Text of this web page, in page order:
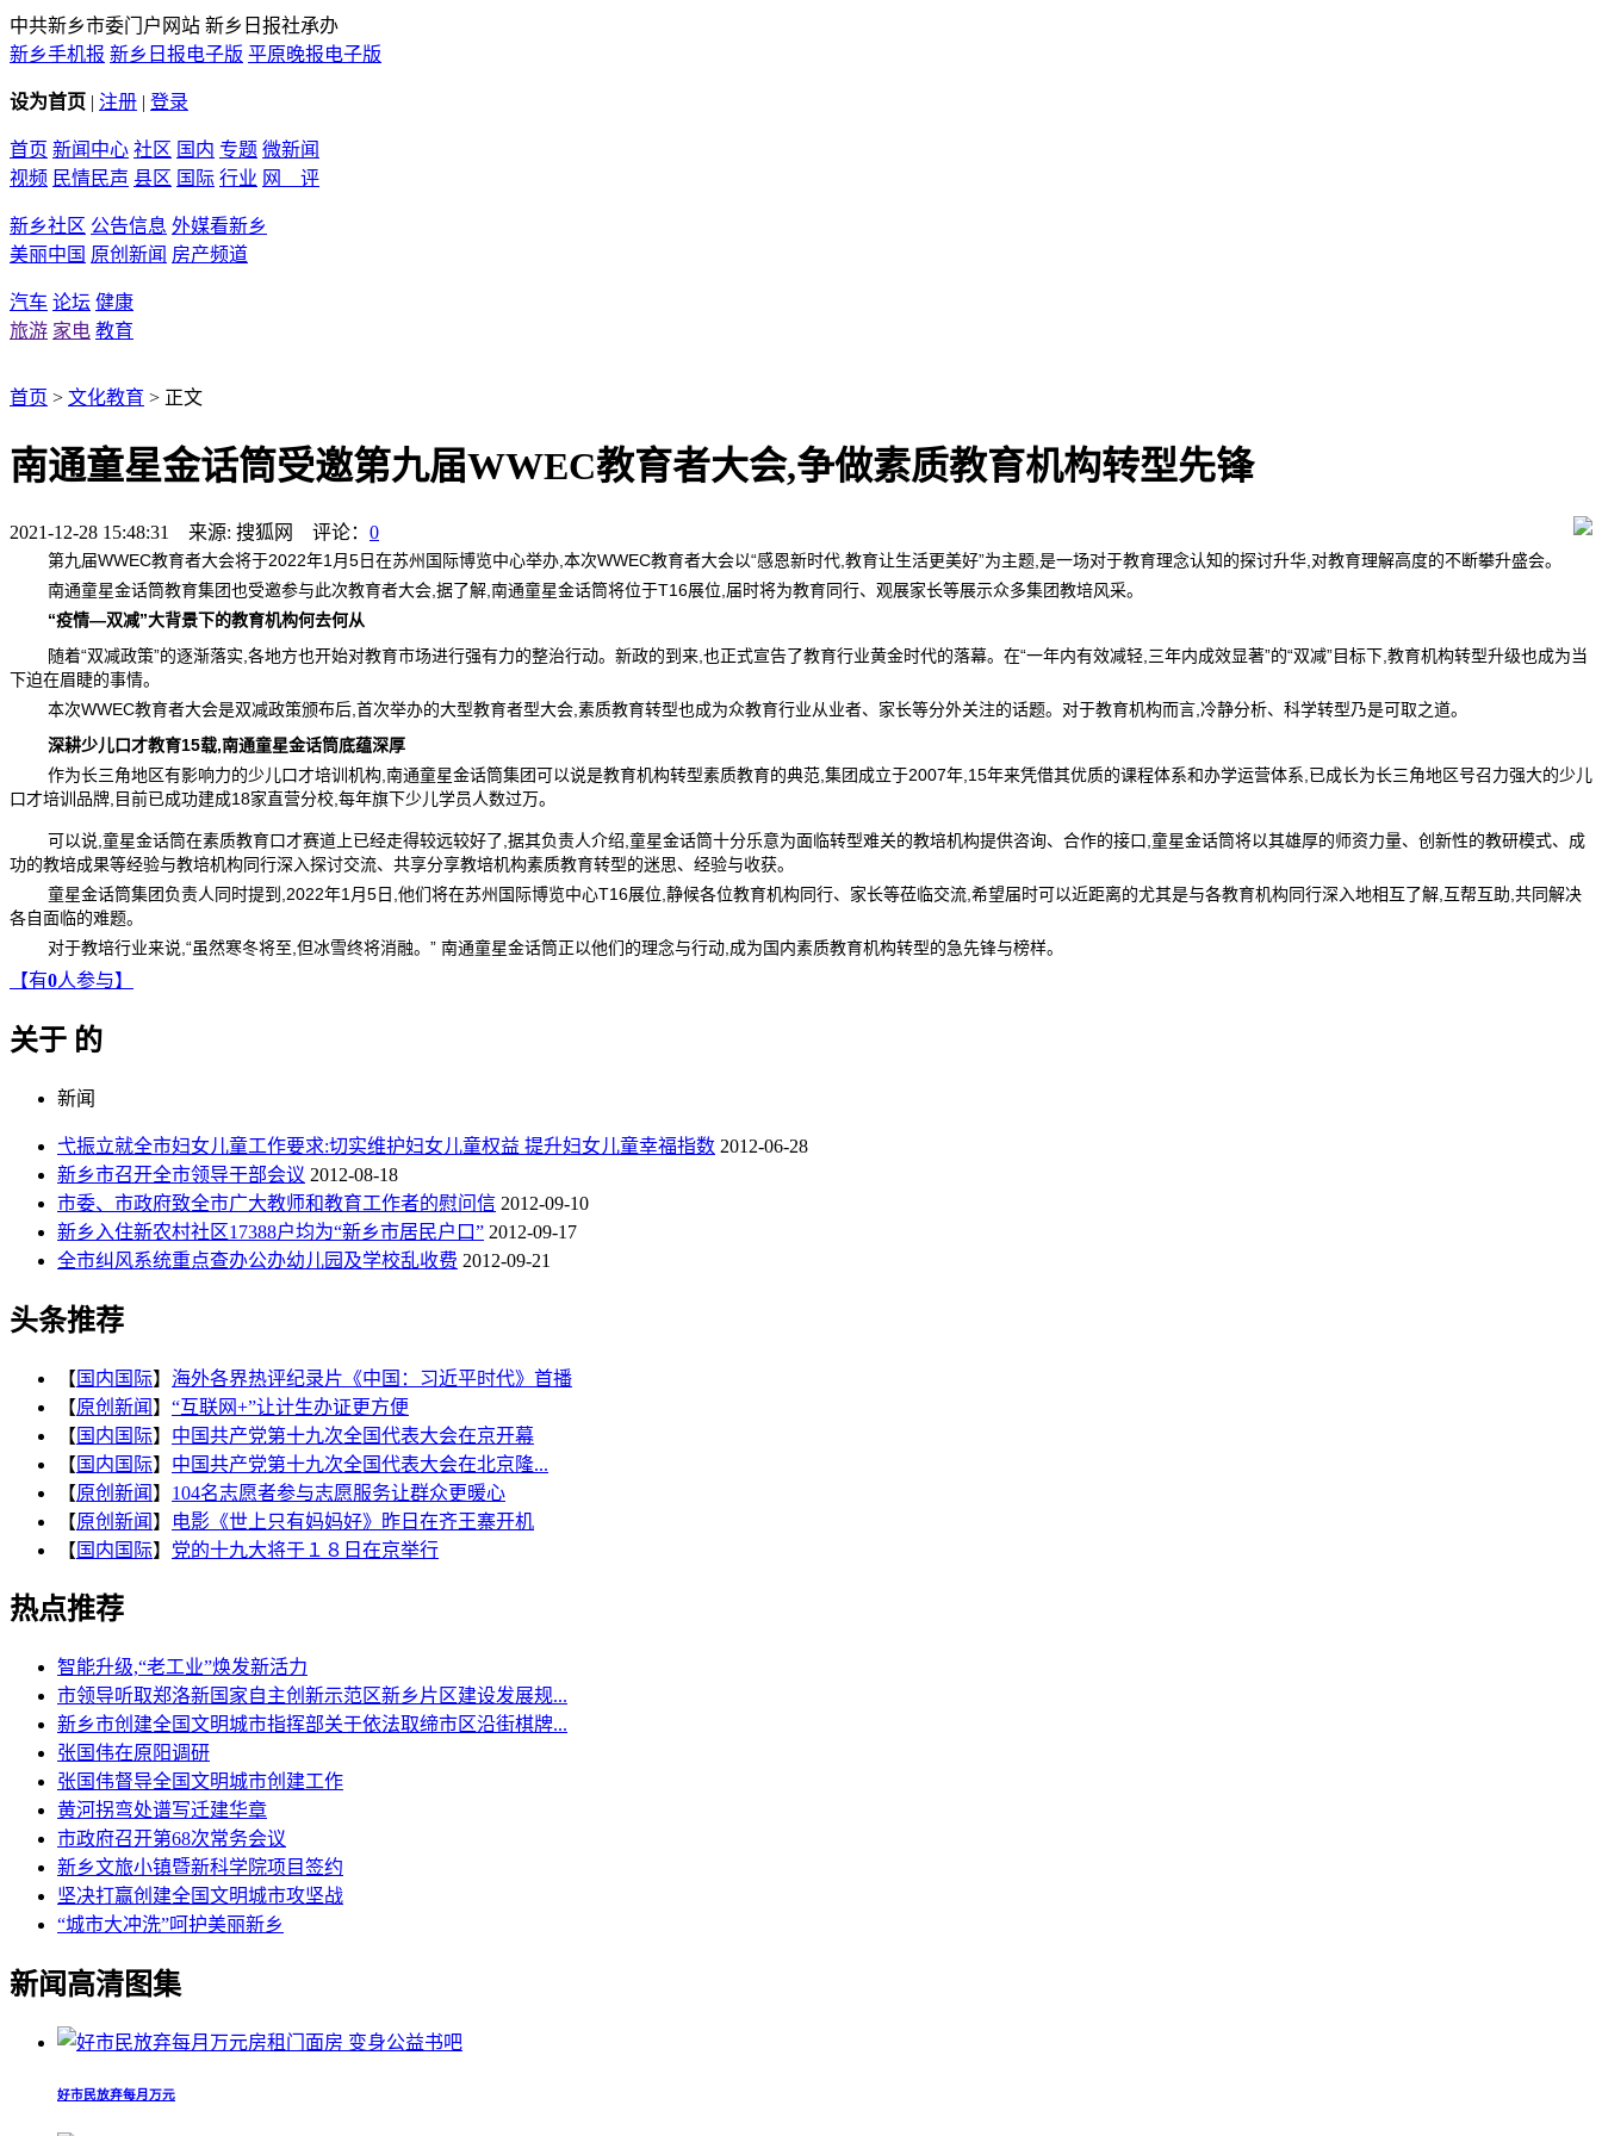
中共新乡市委门户网站 新乡日报社承办
新乡手机报 新乡日报电子版 平原晚报电子版
设为首页 | 注册 | 登录
首页 新闻中心 社区 国内 专题 微新闻
视频 民情民声 县区 国际 行业 网 评
新乡社区 公告信息 外媒看新乡
美丽中国 原创新闻 房产频道
汽车 论坛 健康
旅游 家电 教育
首页 > 文化教育 > 正文
南通童星金话筒受邀第九届WWEC教育者大会,争做素质教育机构转型先锋
2021-12-28 15:48:31 来源: 搜狐网 评论： 0
第九届WWEC教育者大会将于2022年1月5日在苏州国际博览中心举办,本次WWEC教育者大会以“感恩新时代,教育让生活更美好”为主题,是一场对于教育理念认知的探讨升华,对教育理解高度的不断攀升盛会。
南通童星金话筒教育集团也受邀参与此次教育者大会,据了解,南通童星金话筒将位于T16展位,届时将为教育同行、观展家长等展示众多集团教培风采。
“疫情—双减”大背景下的教育机构何去何从
随着“双减政策”的逐渐落实,各地方也开始对教育市场进行强有力的整治行动。新政的到来,也正式宣告了教育行业黄金时代的落幕。在“一年内有效减轻,三年内成效显著”的“双减”目标下,教育机构转型升级也成为当
下迫在眉睫的事情。
本次WWEC教育者大会是双减政策颁布后,首次举办的大型教育者型大会,素质教育转型也成为众教育行业从业者、家长等分外关注的话题。对于教育机构而言,冷静分析、科学转型乃是可取之道。
深耕少儿口才教育15载,南通童星金话筒底蕴深厚
作为长三角地区有影响力的少儿口才培训机构,南通童星金话筒集团可以说是教育机构转型素质教育的典范,集团成立于2007年,15年来凭借其优质的课程体系和办学运营体系,已成长为长三角地区号召力强大的少儿
口才培训品牌,目前已成功建成18家直营分校,每年旗下少儿学员人数过万。
可以说,童星金话筒在素质教育口才赛道上已经走得较远较好了,据其负责人介绍,童星金话筒十分乐意为面临转型难关的教培机构提供咨询、合作的接口,童星金话筒将以其雄厚的师资力量、创新性的教研模式、成
功的教培成果等经验与教培机构同行深入探讨交流、共享分享教培机构素质教育转型的迷思、经验与收获。
童星金话筒集团负责人同时提到,2022年1月5日,他们将在苏州国际博览中心T16展位,静候各位教育机构同行、家长等莅临交流,希望届时可以近距离的尤其是与各教育机构同行深入地相互了解,互帮互助,共同解决
各自面临的难题。
对于教培行业来说,“虽然寒冬将至,但冰雪终将消融。” 南通童星金话筒正以他们的理念与行动,成为国内素质教育机构转型的急先锋与榜样。
【有0人参与】
关于 的
新闻
弋振立就全市妇女儿童工作要求:切实维护妇女儿童权益 提升妇女儿童幸福指数 2012-06-28
新乡市召开全市领导干部会议 2012-08-18
市委、市政府致全市广大教师和教育工作者的慰问信 2012-09-10
新乡入住新农村社区17388户均为“新乡市居民户口” 2012-09-17
全市纠风系统重点查办公办幼儿园及学校乱收费 2012-09-21
头条推荐
【 国内国际】 海外各界热评纪录片《中国：习近平时代》首播
【原创新闻 】 “互联网+”让计生办证更方便
【 国内国际】 中国共产党第十九次全国代表大会在京开幕
【 国内国际】 中国共产党第十九次全国代表大会在北京隆...
【原创新闻 】 104名志愿者参与志愿服务让群众更暖心
【原创新闻 】
电影《世上只有妈妈好》昨日在齐王寨开机
【 国内国际】 党的十九大将于１８日在京举行
热点推荐
智能升级,“老工业”焕发新活力
市领导听取郑洛新国家自主创新示范区新乡片区建设发展规...
新乡市创建全国文明城市指挥部关于依法取缔市区沿街棋牌...
张国伟在原阳调研
张国伟督导全国文明城市创建工作
黄河拐弯处谱写迁建华章
市政府召开第68次常务会议
新乡文旅小镇暨新科学院项目签约
坚决打赢创建全国文明城市攻坚战
“城市大冲洗”呵护美丽新乡
新闻高清图集
好市民放弃每月万元